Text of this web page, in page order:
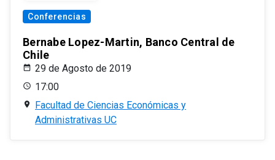
Conferencias
Bernabe Lopez-Martin, Banco Central de
Chile
29 de Agosto de 2019
17:00
Facultad de Ciencias Económicas y
Administrativas UC